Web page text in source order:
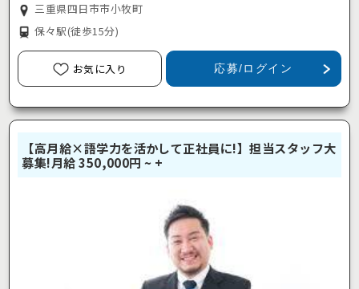
三重県四日市市小牧町
保々駅(徒歩15分)
お気に入り 応募/ログイン
【高月給×語学力を活かして正社員に!】担当スタッフ大
募集!月給 350,000円 ~ +